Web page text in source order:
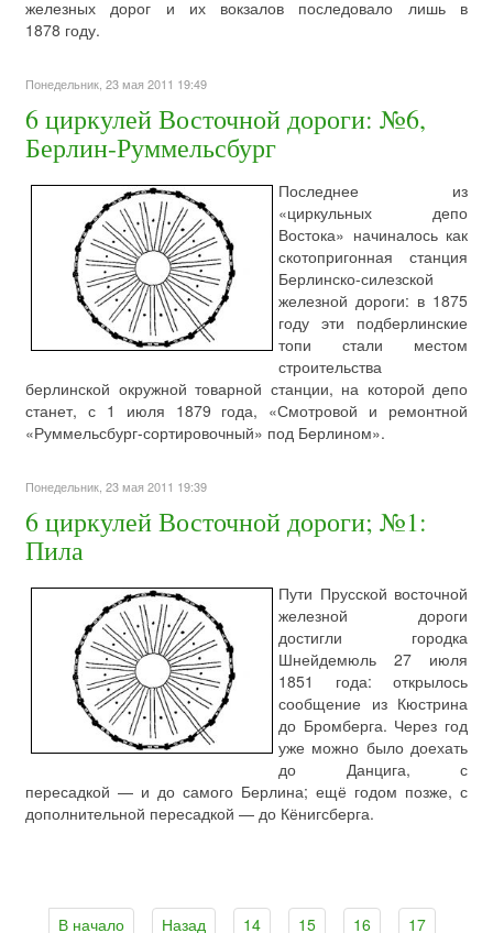
железных дорог и их вокзалов последовало лишь в
1878 году.
Понедельник, 23 мая 2011 19:49
6 циркулей Восточной дороги: №6,
Берлин-Руммельсбург
Последнее из
«циркульных депо
Востока» начиналось как
скотопригонная станция
Берлинско-силезской
железной дороги: в 1875
году эти подберлинские
топи стали местом
строительства
берлинской окружной товарной станции, на которой депо
станет, с 1 июля 1879 года, «Смотровой и ремонтной
«Руммельсбург-сортировочный» под Берлином».
Понедельник, 23 мая 2011 19:39
6 циркулей Восточной дороги; №1:
Пила
Пути Прусской восточной
железной дороги
достигли городка
Шнейдемюль 27 июля
1851 года: открылось
сообщение из Кюстрина
до Бромберга. Через год
уже можно было доехать
до Данцига, с
пересадкой — и до самого Берлина; ещё годом позже, с
дополнительной пересадкой — до Кёнигсберга.
В начало Назад 14 15 16 17